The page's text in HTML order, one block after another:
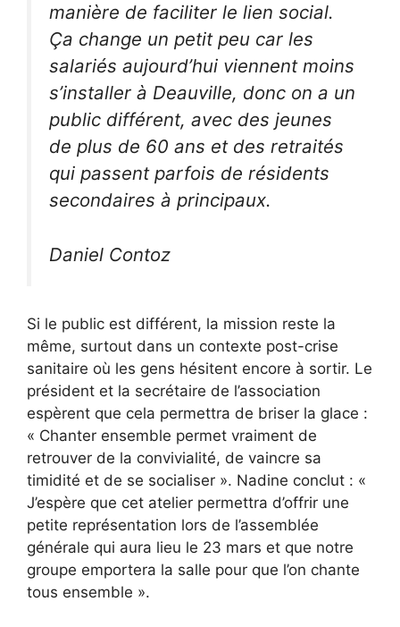
manière de faciliter le lien social.
Ça change un petit peu car les
salariés aujourd’hui viennent moins
s’installer à Deauville, donc on a un
public différent, avec des jeunes
de plus de 60 ans et des retraités
qui passent parfois de résidents
secondaires à principaux.
Daniel Contoz
Si le public est différent, la mission reste la
même, surtout dans un contexte post-crise
sanitaire où les gens hésitent encore à sortir. Le
président et la secrétaire de l’association
espèrent que cela permettra de briser la glace :
« Chanter ensemble permet vraiment de
retrouver de la convivialité, de vaincre sa
timidité et de se socialiser ». Nadine conclut : «
J’espère que cet atelier permettra d’offrir une
petite représentation lors de l’assemblée
générale qui aura lieu le 23 mars et que notre
groupe emportera la salle pour que l’on chante
tous ensemble ».